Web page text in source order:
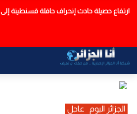
عاجل
ارتفاع حصيلة حادث إنحراف حافلة قسنطينة إلى 6 وفيات و24 مصابا
الجزائر اليوم عاجل